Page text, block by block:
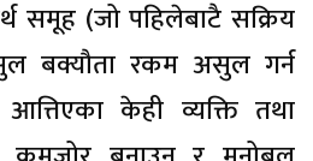
समूह (जो पहिलेबाटै सक्रिय
बक्यौता रकम असुल गर्न
केही व्यक्ति तथा